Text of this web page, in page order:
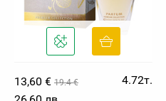
13,60 € 19.4 €
4.72т.